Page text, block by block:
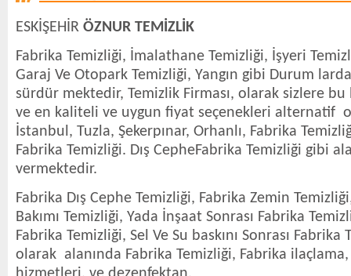
ESKİŞEHİR ÖZNUR TEMİZLİK
Fabrika Temizliği, İmalathane Temizliği, İşyeri
Garaj Ve Otopark Temizliği, Yangın gibi Durum
sürdür mektedir, Temizlik Firması, olarak sizlere
ve en kaliteli ve uygun fiyat seçenekleri alternatif
İstanbul, Tuzla, Şekerpınar, Orhanlı, Fabrika
Fabrika Temizliği. Dış CepheFabrika Temizliği gibi
vermektedir.
Fabrika Dış Cephe Temizliği, Fabrika Zemin
Bakımı Temizliği, Yada İnşaat Sonrası Fabrika
Fabrika Temizliği, Sel Ve Su baskını Sonrası
olarak alanında Fabrika Temizliği, Fabrika